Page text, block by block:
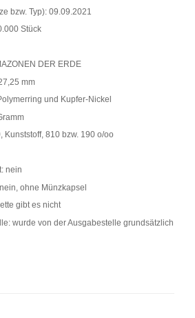
bzw. Typ): 09.09.2021
Stück
DER ERDE
mm
und Kupfer-Nickel
Kunststoff, 810 bzw. 190 o/oo
nein
ohne Münzkapsel
gibt es nicht
wurde von der Ausgabestelle grundsätzlich